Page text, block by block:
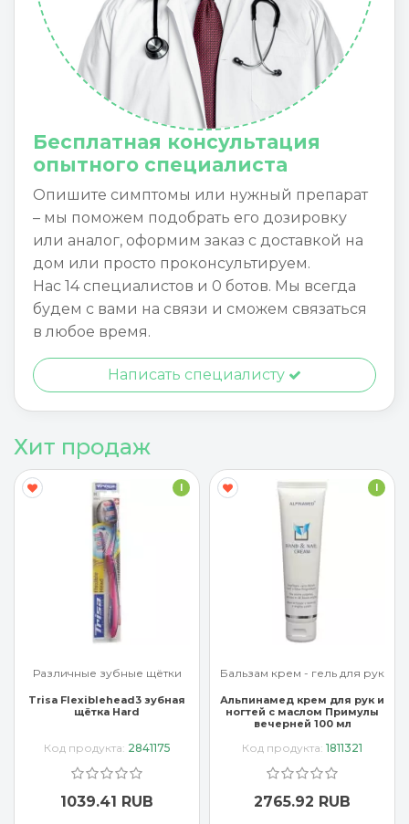
Бесплатная консультация
опытного специалиста
Опишите симптомы или нужный препарат
– мы поможем подобрать его дозировку
или аналог, оформим заказ с доставкой на
дом или просто проконсультируем.
Нас 14 специалистов и 0 ботов. Мы всегда
будем с вами на связи и сможем связаться
в любое время.
Написать специалисту
Хит продаж
Различные зубные щётки
Trisa Flexiblehead3 зубная
щётка Hard
Код продукта: 2841175
1039.41 RUB
Бальзам крем - гель для рук
Альпинамед крем для рук и
ногтей с маслом Примулы
вечерней 100 мл
Код продукта: 1811321
2765.92 RUB